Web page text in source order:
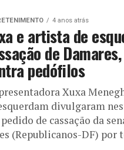
4 anos atrás
e artista de
de
pedófilos
Xuxa
divulgaram
de cassação da
(Republicanos-DF) por